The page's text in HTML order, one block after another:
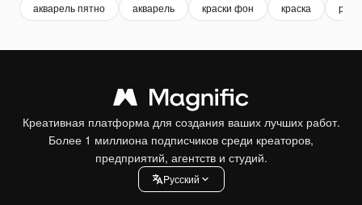
акварель пятно акварель краски фон краска риф
Креативная платформа для создания ваших лучших работ.
Более 1 миллиона подписчиков среди креаторов,
предприятий, агентств и студий.
Pусский